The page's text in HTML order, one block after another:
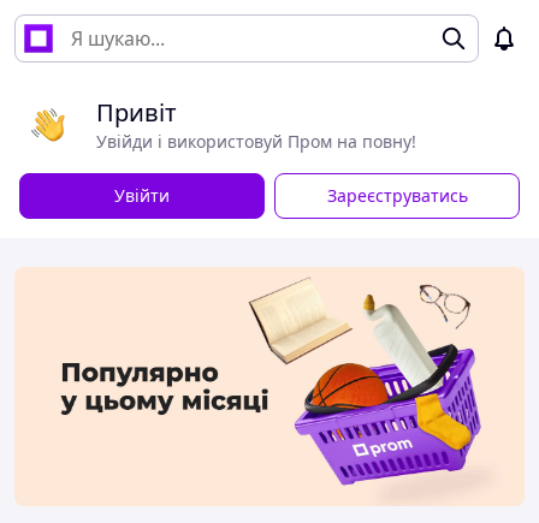
Привіт
Увійди і використовуй Пром на повну!
Увійти Зареєструватись